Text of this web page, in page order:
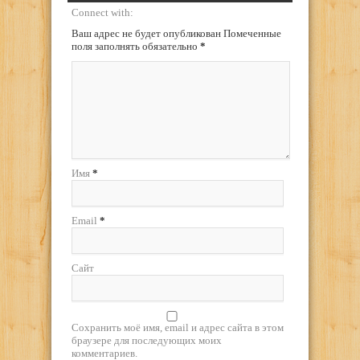
Connect with:
Ваш адрес не будет опубликован Помеченные
поля заполнять обязательно *
Имя *
Email *
Сайт
Сохранить моё имя, email и адрес сайта в этом
браузере для последующих моих
комментариев.